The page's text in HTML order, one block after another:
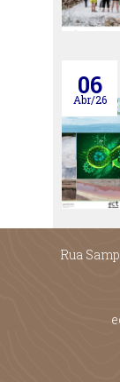
06
Abr/26
Rua